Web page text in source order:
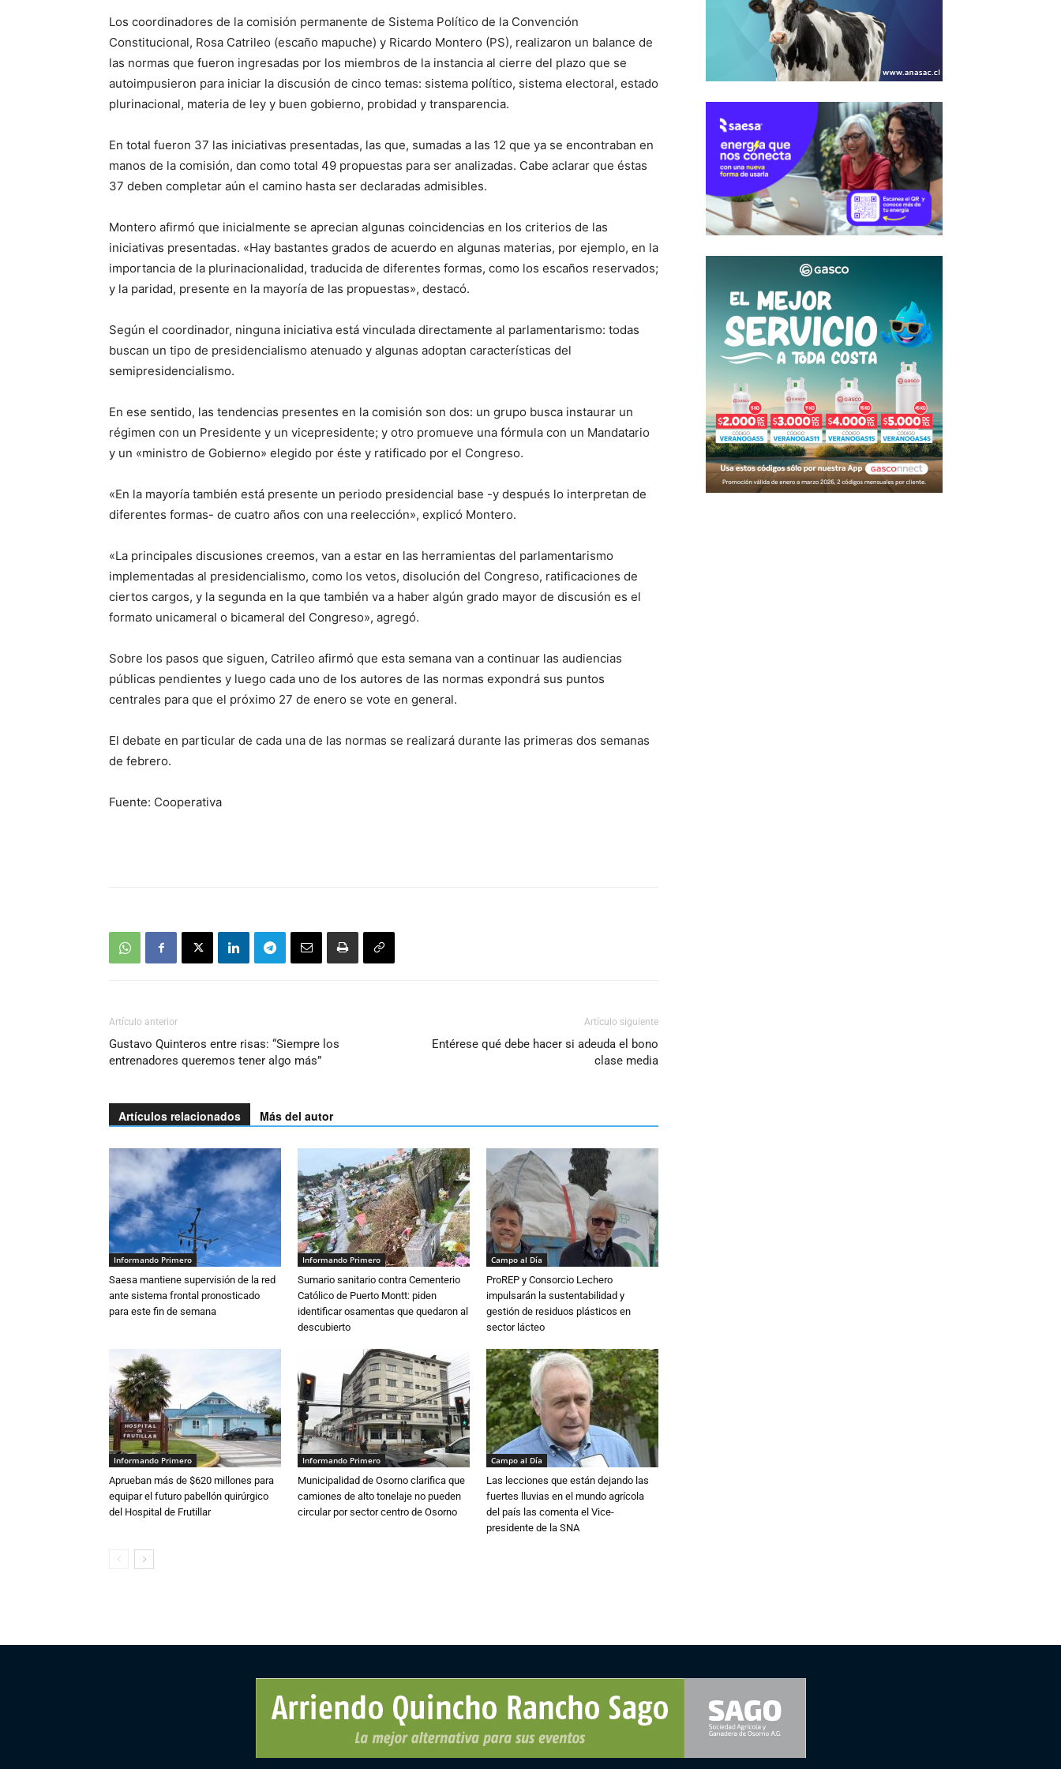
Los coordinadores de la comisión permanente de Sistema Político de la Convención
Constitucional, Rosa Catrileo (escaño mapuche) y Ricardo Montero (PS), realizaron un balance de
las normas que fueron ingresadas por los miembros de la instancia al cierre del plazo que se
autoimpusieron para iniciar la discusión de cinco temas: sistema político, sistema electoral, estado
plurinacional, materia de ley y buen gobierno, probidad y transparencia.
En total fueron 37 las iniciativas presentadas, las que, sumadas a las 12 que ya se encontraban en
manos de la comisión, dan como total 49 propuestas para ser analizadas. Cabe aclarar que éstas
37 deben completar aún el camino hasta ser declaradas admisibles.
Montero afirmó que inicialmente se aprecian algunas coincidencias en los criterios de las
iniciativas presentadas. «Hay bastantes grados de acuerdo en algunas materias, por ejemplo, en la
importancia de la plurinacionalidad, traducida de diferentes formas, como los escaños reservados;
y la paridad, presente en la mayoría de las propuestas», destacó.
Según el coordinador, ninguna iniciativa está vinculada directamente al parlamentarismo: todas
buscan un tipo de presidencialismo atenuado y algunas adoptan características del
semipresidencialismo.
En ese sentido, las tendencias presentes en la comisión son dos: un grupo busca instaurar un
régimen con un Presidente y un vicepresidente; y otro promueve una fórmula con un Mandatario
y un «ministro de Gobierno» elegido por éste y ratificado por el Congreso.
«En la mayoría también está presente un periodo presidencial base -y después lo interpretan de
diferentes formas- de cuatro años con una reelección», explicó Montero.
«La principales discusiones creemos, van a estar en las herramientas del parlamentarismo
implementadas al presidencialismo, como los vetos, disolución del Congreso, ratificaciones de
ciertos cargos, y la segunda en la que también va a haber algún grado mayor de discusión es el
formato unicameral o bicameral del Congreso», agregó.
Sobre los pasos que siguen, Catrileo afirmó que esta semana van a continuar las audiencias
públicas pendientes y luego cada uno de los autores de las normas expondrá sus puntos
centrales para que el próximo 27 de enero se vote en general.
El debate en particular de cada una de las normas se realizará durante las primeras dos semanas
de febrero.
Fuente: Cooperativa
Artículo anterior
Gustavo Quinteros entre risas: “Siempre los
entrenadores queremos tener algo más”
Artículo siguiente
Entérese qué debe hacer si adeuda el bono
clase media
Artículos relacionados Más del autor
Informando Primero
Saesa mantiene supervisión de la red
ante sistema frontal pronosticado
para este fin de semana
Informando Primero
Sumario sanitario contra Cementerio
Católico de Puerto Montt: piden
identificar osamentas que quedaron al
descubierto
Campo al Día
ProREP y Consorcio Lechero
impulsarán la sustentabilidad y
gestión de residuos plásticos en
sector lácteo
Informando Primero
Aprueban más de $620 millones para
equipar el futuro pabellón quirúrgico
del Hospital de Frutillar
Informando Primero
Municipalidad de Osorno clarifica que
camiones de alto tonelaje no pueden
circular por sector centro de Osorno
Campo al Día
Las lecciones que están dejando las
fuertes lluvias en el mundo agrícola
del país las comenta el Vice-
presidente de la SNA